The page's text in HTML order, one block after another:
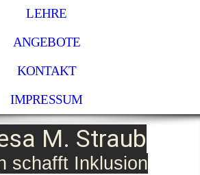
LEHRE
ANGEBOTE
KONTAKT
IMPRESSUM
M. Straub
schafft Inklusion